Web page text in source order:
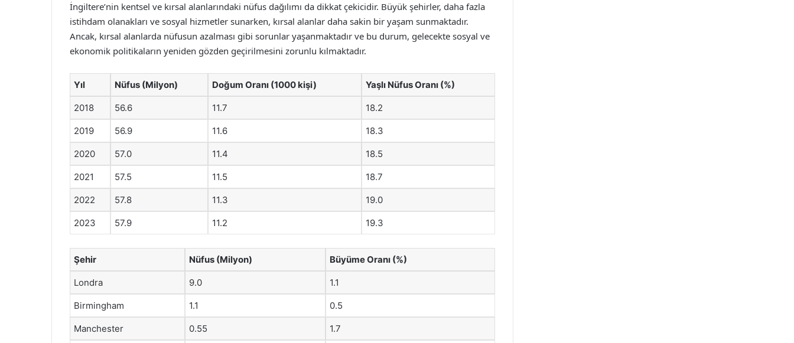
İngiltere’nin kentsel ve kırsal alanlarındaki nüfus dağılımı da dikkat çekicidir. Büyük şehirler, daha fazla
istihdam olanakları ve sosyal hizmetler sunarken, kırsal alanlar daha sakin bir yaşam sunmaktadır.
Ancak, kırsal alanlarda nüfusun azalması gibi sorunlar yaşanmaktadır ve bu durum, gelecekte sosyal ve
ekonomik politikaların yeniden gözden geçirilmesini zorunlu kılmaktadır.
Yıl Nüfus (Milyon) Doğum Oranı (1000 kişi) Yaşlı Nüfus Oranı (%)
2018 56.6 11.7 18.2
2019 56.9 11.6 18.3
2020 57.0 11.4 18.5
2021 57.5 11.5 18.7
2022 57.8 11.3 19.0
2023 57.9 11.2 19.3
Şehir Nüfus (Milyon) Büyüme Oranı (%)
Londra 9.0 1.1
Birmingham 1.1 0.5
Manchester 0.55 1.7